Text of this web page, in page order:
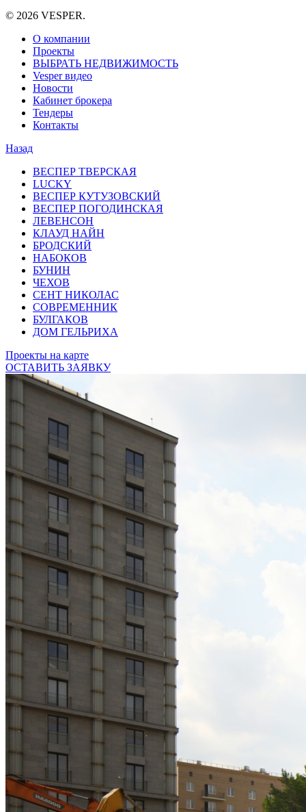
© 2026 VESPER.
О компании
Проекты
ВЫБРАТЬ НЕДВИЖИМОСТЬ
Vesper видео
Новости
Кабинет брокера
Тендеры
Контакты
Назад
ВЕСПЕР ТВЕРСКАЯ
LUCKY
ВЕСПЕР КУТУЗОВСКИЙ
ВЕСПЕР ПОГОДИНСКАЯ
ЛЕВЕНСОН
КЛАУД НАЙН
БРОДСКИЙ
НАБОКОВ
БУНИН
ЧЕХОВ
СЕНТ НИКОЛАС
СОВРЕМЕННИК
БУЛГАКОВ
ДОМ ГЕЛЬРИХА
Проекты на карте
ОСТАВИТЬ ЗАЯВКУ